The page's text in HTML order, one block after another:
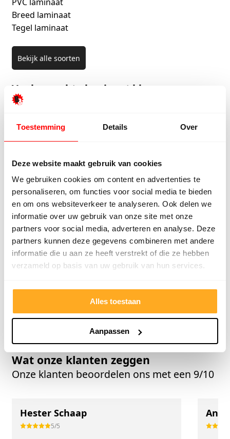
Toestemming Details Over
Deze website maakt gebruik van cookies
We gebruiken cookies om content en advertenties te
personaliseren, om functies voor social media te bieden
en om ons websiteverkeer te analyseren. Ook delen we
informatie over uw gebruik van onze site met onze
partners voor social media, adverteren en analyse. Deze
partners kunnen deze gegevens combineren met andere
informatie die u aan ze heeft verstrekt of die ze hebben
verzameld op basis van uw gebruik van hun services.
Alles toestaan
Aanpassen
Breed laminaat
Tegel laminaat
Bekijk alle soorten
Veel gezochte laminaat kleuren
Zwart laminaat
Wit laminaat
Hoogglans laminaat
Eiken laminaat
Bekijk alle kleuren
Veel gezochte laminaat merken
Balterio laminaat
Meister laminaat
Parador laminaat
Wat onze klanten zeggen
Onze klanten beoordelen ons met een 9/10
Hester Schaap
5/5